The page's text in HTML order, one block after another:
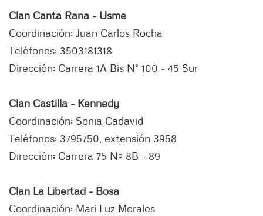
Clan Canta Rana - Usme
Coordinación: Juan Carlos Rocha
Teléfonos: 3503181318
Dirección: Carrera 1A Bis N° 100 - 45 Sur
Clan Castilla - Kennedy
Coordinación: Sonia Cadavid
Teléfonos: 3795750, extensión 3958
Dirección: Carrera 75 Nº 8B - 89
Clan La Libertad - Bosa
Coordinación: Mari Luz Morales